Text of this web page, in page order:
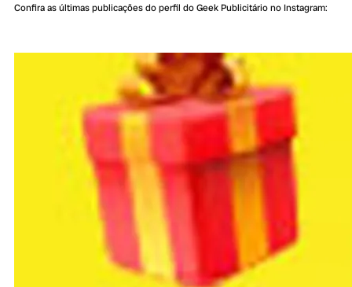
Confira as últimas publicações do perfil do Geek Publicitário no Instagram: